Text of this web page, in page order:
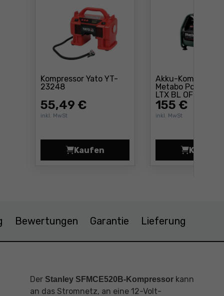
Kompressor Yato YT-
23248Preis: 55 ,49 €
55,49 €
inkl. MwSt
Kaufen
Kompressor Yato YT-23248 Preis
Akku-Kompressor
Metabo Power
LTX BL OF
155 €
inkl. MwSt
Kaufen
Bewertungen Garantie Lieferung
Der Stanley SFMCE520B-Kompressor kann
an das Stromnetz, an eine 12-Volt-